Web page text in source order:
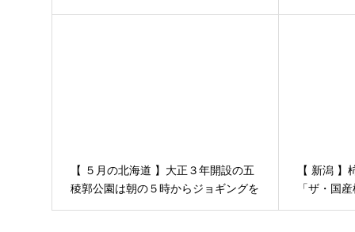
【 ５月の北海道 】大正３年開設の五
稜郭公園は朝の５時からジョギングを
【 新潟
「ザ・国